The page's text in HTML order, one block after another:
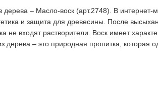
Меры
– Масло-воск (арт.2748). В
и защита для древесины. После
не входят растворители. Воск имеет
– это природная пропитка, которая